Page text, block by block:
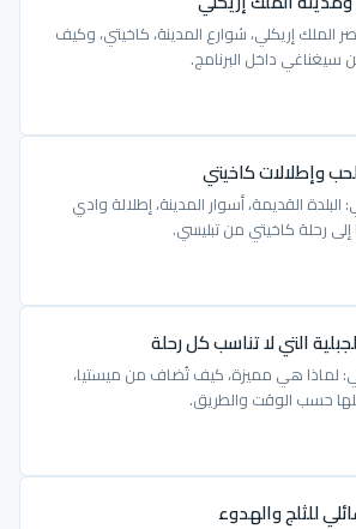
الملك إريكلي، شوارع المدينة، كاخيتي، وكيف
داخل البرنامج.
وإطلالات كاخيتي
القديمة، أسوار المدينة، إطلالة وادي
رحلة كاخيتي من تبليسي.
التي لا تناسب كل رحلة
لماذا هي مميزة، كيف تُضاف من ميستيا،
حسب الوقت والطريق.
للثلج والهدوء